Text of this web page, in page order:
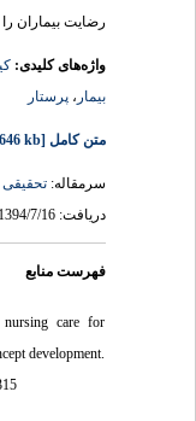
رضایت بیماران را
واژه‌های کلیدی:
بیمار،پرستار
متن کامل[PDF 646 kb]
سرمقاله:تحقیقی|
دریافت: 1394/7/16 | پذیرش: 1394/7/16 | انتشار: 1394/7/16
فهرست منابع
nursing care for
development.
315